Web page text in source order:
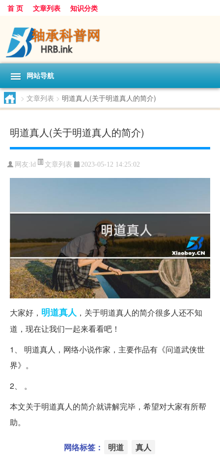
首 页 文章列表 知识分类
网站导航
> 文章列表 > 明道真人(关于明道真人的简介)
明道真人(关于明道真人的简介)
网友: ld 文章列表 2023-05-12 14:25:02
大家好， 明道真人 ，关于明道真人的简介很多人还不知
道，现在让我们一起来看看吧！
1、 明道真人，网络小说作家，主要作品有《问道武侠世
界》。
2、 。
本文关于明道真人的简介就讲解完毕，希望对大家有所帮
助。
网络标签： 明道 真人